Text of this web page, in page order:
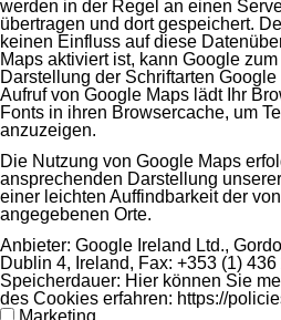
werden in der Regel an einen
übertragen und dort gespeichert.
keinen Einfluss auf diese
Maps aktiviert ist, kann Google
Darstellung der Schriftarten
Aufruf von Google Maps lädt Ihr
Fonts in ihren Browsercache, um
anzuzeigen.
Die Nutzung von Google Maps
ansprechenden Darstellung
einer leichten Auffindbarkeit der
angegebenen Orte.
Anbieter: Google Ireland Ltd.,
Dublin 4, Ireland, Fax: +353 (1) 436
Speicherdauer: Hier können Sie
des Cookies erfahren: https://